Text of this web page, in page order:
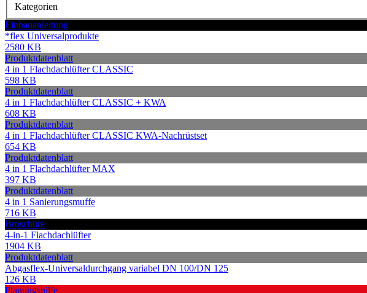
Kategorien
Einbauanleitung
*flex Universalprodukte
2580 KB
Produktdatenblatt
4 in 1 Flachdachlüfter CLASSIC
598 KB
Produktdatenblatt
4 in 1 Flachdachlüfter CLASSIC + KWA
608 KB
Produktdatenblatt
4 in 1 Flachdachlüfter CLASSIC KWA-Nachrüstset
654 KB
Produktdatenblatt
4 in 1 Flachdachlüfter MAX
397 KB
Produktdatenblatt
4 in 1 Sanierungsmuffe
716 KB
Broschüre
4-in-1 Flachdachlüfter
1904 KB
Produktdatenblatt
Abgasflex-Universaldurchgang variabel DN 100/DN 125
126 KB
Planungshilfe